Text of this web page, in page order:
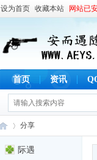
设为首页 收藏本站 网站已
首页 资讯
分享
际遇